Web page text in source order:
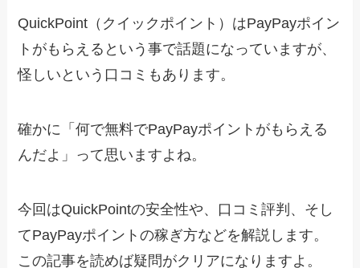
QuickPoint（クイックポイント）はPayPayポイン
トがもらえるという事で話題になっていますが、
怪しいという口コミもあります。
確かに「何で無料でPayPayポイントがもらえる
んだよ」って思いますよね。
今回はQuickPointの安全性や、口コミ評判、そし
てPayPayポイントの稼ぎ方などを解説します。
この記事を読めば疑問がクリアになりますよ。